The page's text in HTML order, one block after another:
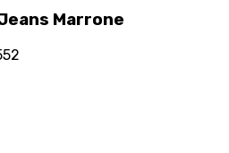
Marrone